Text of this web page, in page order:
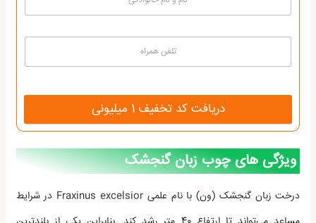
دریافت کد تخفیف 1 میلیونی
ویژگی های چوب زبان گنجشک
درخت زبان گنجشک (ون) با نام علمی Fraxinus excelsior در شرایط